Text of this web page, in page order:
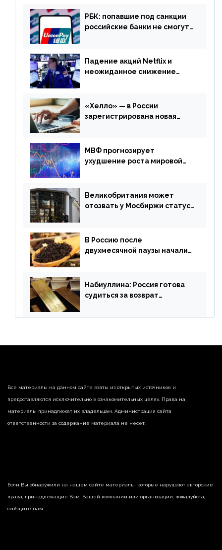
РБК: попавшие под санкции
российские банки не смогут
Падение акций Netflix и
неожиданное снижение
апреля
«Хелло» — в России
зарегистрирована новая
МВФ прогнозирует
ухудшение роста мировой
апреля
Великобритания может
отозвать у Мосбиржи статус
В Россию после
двухмесячной паузы начали
Набиуллина: Россия готова
судиться за возврат
страны
Все материалы на данном сайте взяты из открытых источников и
предоставляются исключительно в ознакомительных целях. Права на
материалы принадлежат их владельцам. Администрация сайта
ответственности за содержание материала не несет.
Если Вы обнаружили на нашем сайте материалы, которые нарушают авторские
права, принадлежащие Вам, Вашей компании или организации, пожалуйста,
сообщите нам.